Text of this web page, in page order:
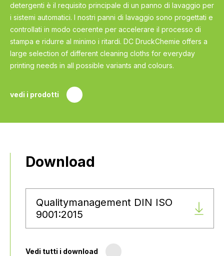
detergenti è il requisito principale di un panno di lavaggio per
i sistemi automatici. I nostri panni di lavaggio sono progettati e
controllati in modo coerente per accelerare il processo di
stampa e ridurre al minimo i ritardi. DC DruckChemie offers a
large selection of different cleaning cloths for everyday
printing needs in all possible variants and colours.
vedi i prodotti
Download
Qualitymanagement DIN ISO
9001:2015
Vedi tutti i download